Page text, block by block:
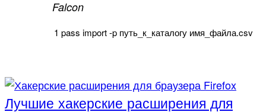
Falcon
1 pass import-p путь к каталогу имя файла.csv
Лучшие хакерские расширения для